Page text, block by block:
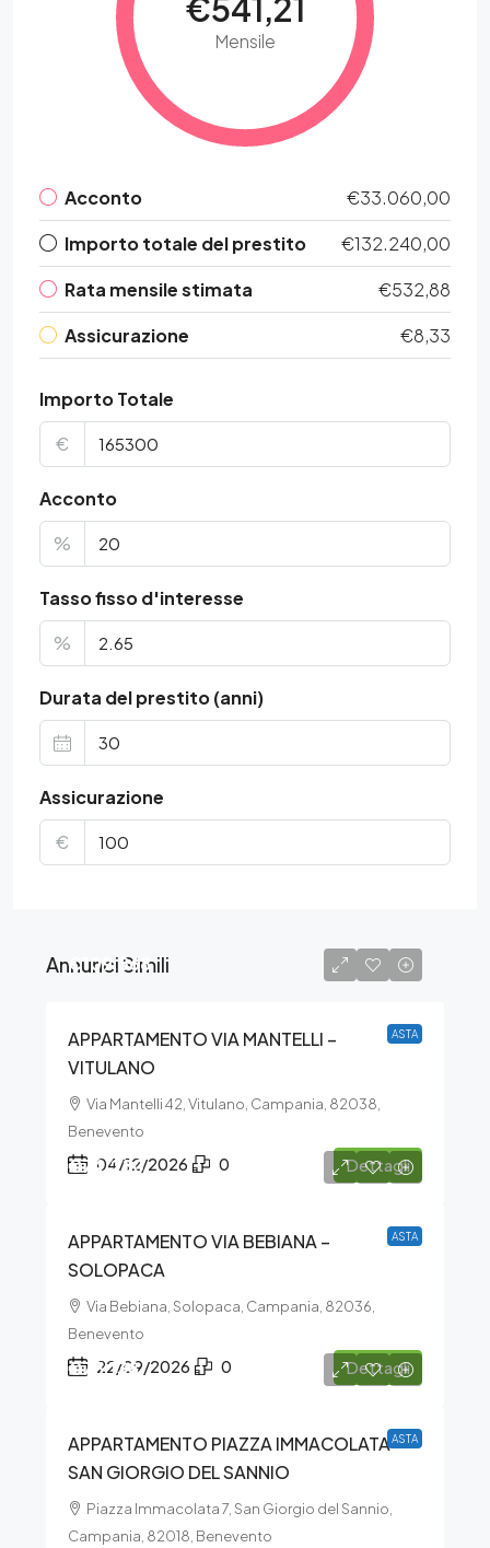
€541,21
Mensile
Acconto
€33.060,00
Importo totale del prestito
€132.240,00
Rata mensile stimata
€532,88
Assicurazione
€8,33
Importo Totale
€
Acconto
%
Tasso fisso d'interesse
%
Durata del prestito (anni)
Assicurazione
€
Annunci Simili
ASTA
€109.868
APPARTAMENTO VIA MANTELLI –
VITULANO
Via Mantelli 42, Vitulano, Campania, 82038,
Benevento
04/12/2026 0 Dettagli
ASTA
€74.280
APPARTAMENTO VIA BEBIANA –
SOLOPACA
Via Bebiana, Solopaca, Campania, 82036,
Benevento
22/09/2026 0 Dettagli
ASTA
€75.138
APPARTAMENTO PIAZZA IMMACOLATA –
SAN GIORGIO DEL SANNIO
Piazza Immacolata 7, San Giorgio del Sannio,
Campania, 82018, Benevento